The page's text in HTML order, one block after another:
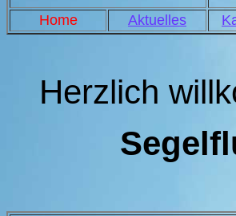
Home Aktuelles
Herzlich